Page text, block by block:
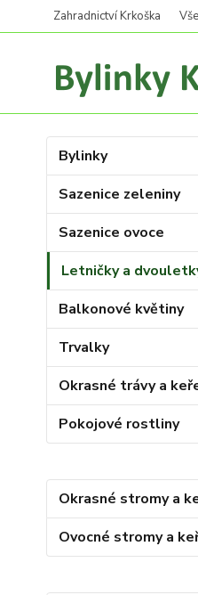
Zahradnictví Krkoška
Bylinky
Sazenice zeleniny
Sazenice ovoce
Letničky a
Balkonové květiny
Trvalky
Okrasné trávy a
Pokojové rostliny
Okrasné stromy a
Ovocné stromy a